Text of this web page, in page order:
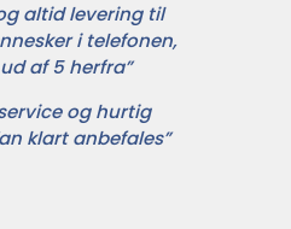
altid levering til
i telefonen,
af 5 herfra”
og hurtig
klart anbefales”